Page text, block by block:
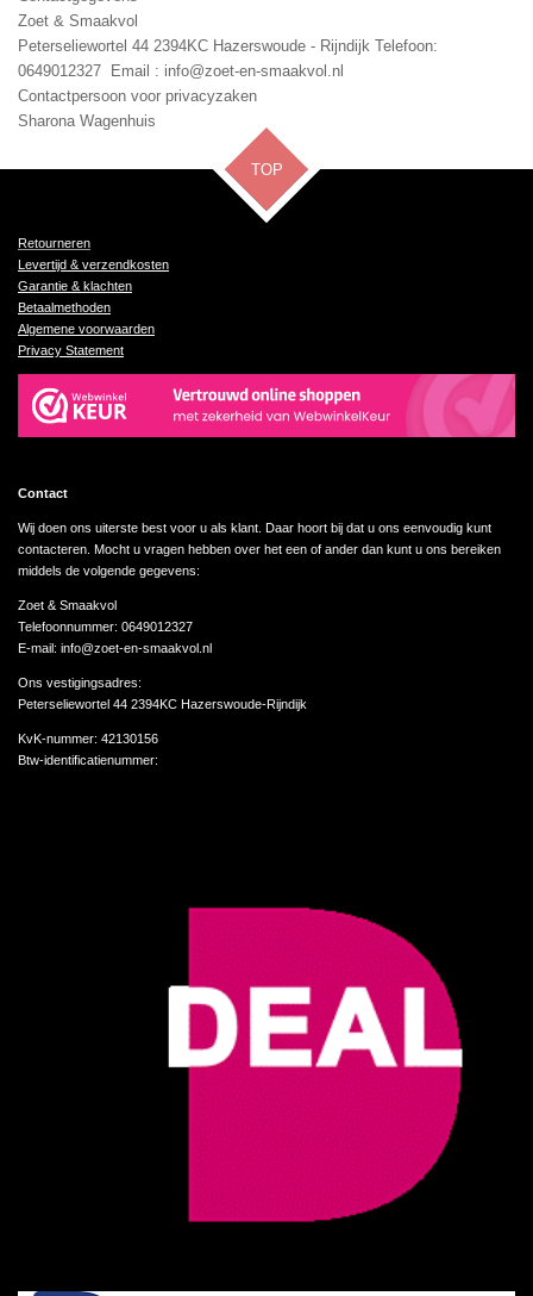
Zoet & Smaakvol
Peterseliewortel 44 2394KC Hazerswoude - Rijndijk Telefoon:
0649012327 Email : info@zoet-en-smaakvol.nl
Contactpersoon voor privacyzaken
Sharona Wagenhuis
TOP
Retourneren
Levertijd & verzendkosten
Garantie & klachten
Betaalmethoden
Algemene voorwaarden
Privacy Statement
Contact
Wij doen ons uiterste best voor u als klant. Daar hoort bij dat u ons eenvoudig kunt
contacteren. Mocht u vragen hebben over het een of ander dan kunt u ons bereiken
middels de volgende gegevens:
Zoet & Smaakvol
Telefoonnummer: 0649012327
E-mail: info@zoet-en-smaakvol.nl
Ons vestigingsadres:
Peterseliewortel 44 2394KC Hazerswoude-Rijndijk
KvK-nummer: 42130156
Btw-identificatienummer: